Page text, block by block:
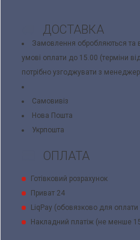
ДОСТАВКА
Замовлення обробляються та
умові оплати до 15.00 (терміни
потрібно узгоджувати з
Самовивіз
Нова Пошта
Укрпошта
ОПЛАТА
Готівковий розрахунок
Приват 24
LiqPay (обовязково для
Накладний платіж (не менше